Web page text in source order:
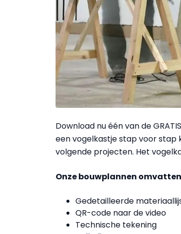
Download nu één van de
een vogelkastje stap voor stap
volgende projecten. Het
Onze bouwplannen
Gedetailleerde
QR-code naar de video
Technische tekening